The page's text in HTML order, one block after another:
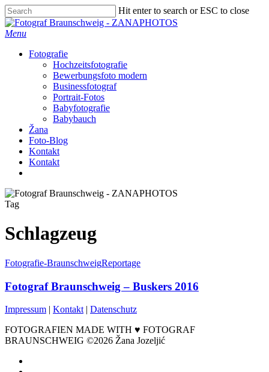
Skip
to
main
Hit enter to search or ESC to close
Close
Search
Menu
Fotografie
Hochzeitsfotografie
Bewerbungsfoto modern
Businessfotograf
Portrait-Fotos
Babyfotografie
Babybauch
Žana
Foto-Blog
Kontakt
Kontakt
Tag
Schlagzeug
Fotografie-BraunschweigReportage
Fotograf Braunschweig – Buskers 2016
Impressum | Kontakt | Datenschutz
FOTOGRAFIEN MADE WITH ♥ FOTOGRAF
BRAUNSCHWEIG ©2026 Žana Jozeljić